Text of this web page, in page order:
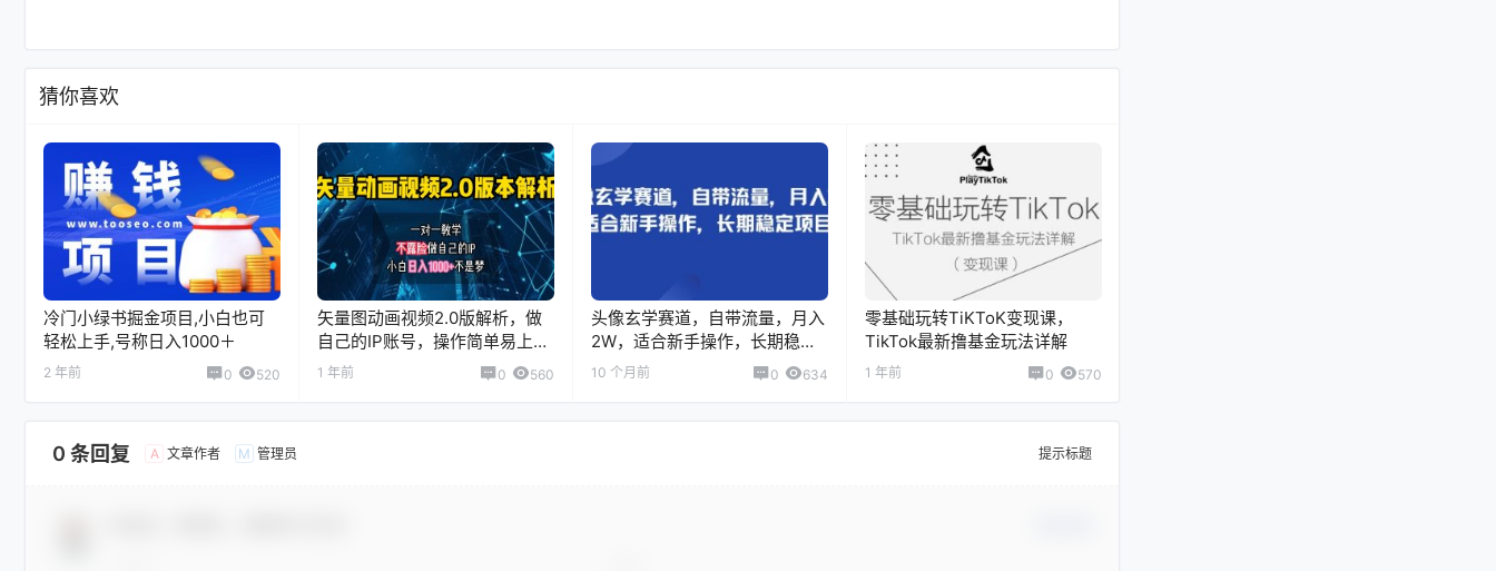
猜你喜欢
冷门小绿书掘金项目,小白也可
轻松上手,号称日入1000＋
2 年前 0 520
矢量图动画视频2.0版解析，做
自己的IP账号，操作简单易上手
小白日入1000+
1 年前 0 560
头像玄学赛道，自带流量，月入
2W，适合新手操作，长期稳定
项目
10 个月前 0 634
零基础玩转TiKToK变现课，
TikTok最新撸基金玩法详解
1 年前 0 570
0 条回复 A 文章作者 M 管理员 提示标题